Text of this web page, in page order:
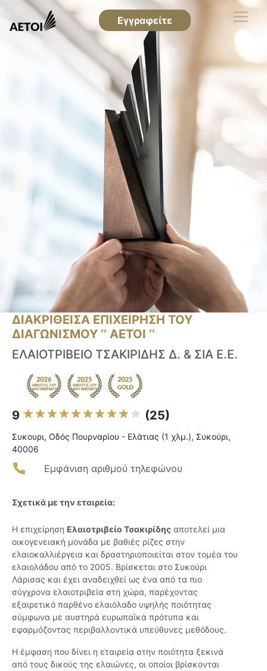
Εγγραφείτε
ΔΙΑΚΡΙΘΕΙΣΑ ΕΠΙΧΕΙΡΗΣΗ ΤΟΥ
ΔΙΑΓΩΝΙΣΜΟΥ ‘’ ΑΕΤΟΙ ‘’
ΕΛΑΙΟΤΡΙΒΕΙΟ ΤΣΑΚΙΡΙΔΗΣ Δ. & ΣΙΑ E.Ε.
9 (25)
Συκουρι, Οδός Πουρναρίου - Ελάτιας (1 χλμ.), Συκούρι,
40006
Εμφάνιση αριθμού τηλεφώνου
Σχετικά με την εταιρεία:
Η επιχείρηση Ελαιοτριβείο Τσακιρίδης αποτελεί μια
οικογενειακή μονάδα με βαθιές ρίζες στην
ελαιοκαλλιέργεια και δραστηριοποιείται στον τομέα του
ελαιολάδου από το 2005. Βρίσκεται στο Συκούρι
Λάρισας και έχει αναδειχθεί ως ένα από τα πιο
σύγχρονα ελαιοτριβεία στη χώρα, παρέχοντας
εξαιρετικό παρθένο ελαιόλαδο υψηλής ποιότητας
σύμφωνα με αυστηρά ευρωπαϊκά πρότυπα και
εφαρμόζοντας περιβαλλοντικά υπεύθυνες μεθόδους.
Η έμφαση που δίνει η εταιρεία στην ποιότητα ξεκινά
από τους δικούς της ελαιώνες, οι οποίοι βρίσκονται